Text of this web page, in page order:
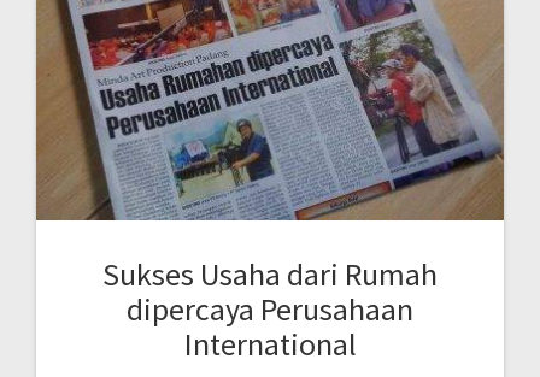
Sukses Usaha dari Rumah
dipercaya Perusahaan
International